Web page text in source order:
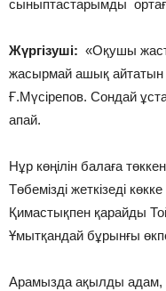
сыныптастарымды
Жүргізуші: «Оқушы
жасырмай ашық
Ғ.Мүсірепов. Сондай
апай.
Нұр көңілін балаға
Төбемізді жеткізеді көкке
Қимастықпен қарайды
Ұмытқандай бұрынғы
Арамызда ақылды адам,